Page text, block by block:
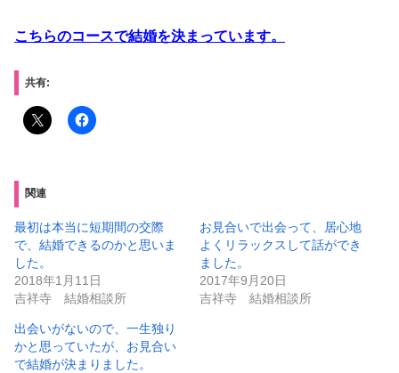
こちらのコースで結婚を決まっています。
共有:
関連
最初は本当に短期間の交際
で、結婚できるのかと思いま
した。
2018年1月11日
吉祥寺 結婚相談所
お見合いで出会って、居心地
よくリラックスして話ができ
ました。
2017年9月20日
吉祥寺 結婚相談所
出会いがないので、一生独り
かと思っていたが、お見合い
で結婚が決まりました。